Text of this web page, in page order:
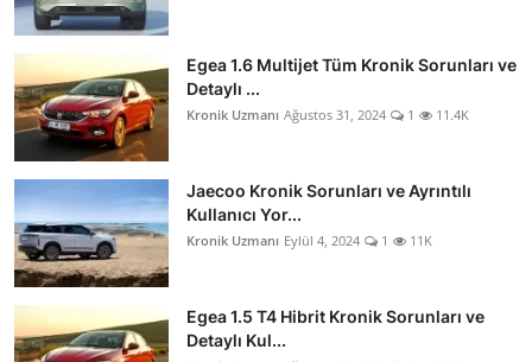
Egea 1.6 Multijet Tüm Kronik Sorunları ve
Detaylı ...
Kronik Uzmanı Ağustos 31, 2024 1 11.4K
Jaecoo Kronik Sorunları ve Ayrıntılı
Kullanıcı Yor...
Kronik Uzmanı Eylül 4, 2024 1 11K
Egea 1.5 T4 Hibrit Kronik Sorunları ve
Detaylı Kul...